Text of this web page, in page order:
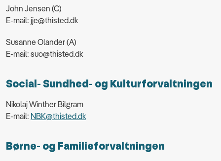
John Jensen (C)
E-mail: jje@thisted.dk
Susanne Olander (A)
E-mail: suo@thisted.dk
Social- Sundhed- og Kulturforvaltningen
Nikolaj Winther Bilgram
E-mail: NBK@thisted.dk
Børne- og Familieforvaltningen